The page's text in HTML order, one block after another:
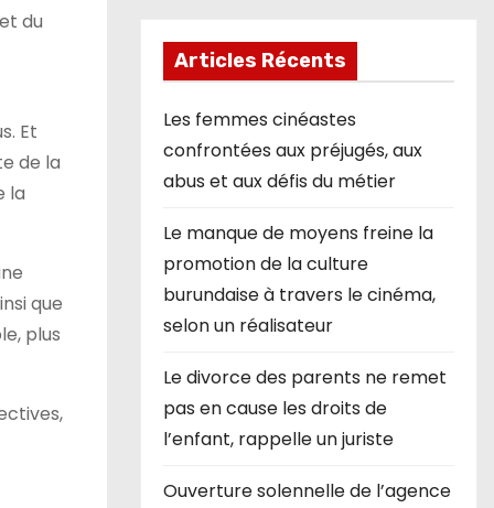
du
Et
de la
la
que
plus
Articles Récents
Les femmes cinéastes
confrontées aux préjugés, aux
abus et aux défis du métier
Le manque de moyens freine la
promotion de la culture
burundaise à travers le cinéma,
selon un réalisateur
Le divorce des parents ne remet
pas en cause les droits de
l’enfant, rappelle un juriste
Ouverture solennelle de l’agence